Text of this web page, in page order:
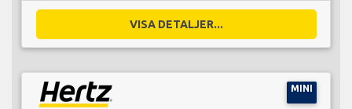
VISA DETALJER...
MINI